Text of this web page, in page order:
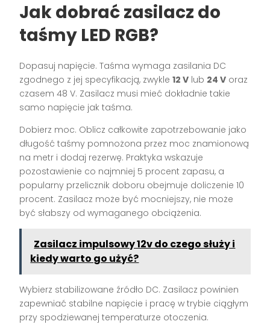
Jak dobrać zasilacz do
taśmy LED RGB?
Dopasuj napięcie. Taśma wymaga zasilania DC
zgodnego z jej specyfikacją, zwykle12 V lub 24 V oraz
czasem 48 V. Zasilacz musi mieć dokładnie takie
samo napięcie jak taśma.
Dobierz moc. Oblicz całkowite zapotrzebowanie jako
długość taśmy pomnożona przez moc znamionową
na metr i dodaj rezerwę. Praktyka wskazuje
pozostawienie co najmniej 5 procent zapasu, a
popularny przelicznik doboru obejmuje doliczenie 10
procent. Zasilacz może być mocniejszy, nie może
być słabszy od wymaganego obciążenia.
Zasilacz impulsowy 12v do czego służy i
kiedy warto go użyć?
Wybierz stabilizowane źródło DC. Zasilacz powinien
zapewniać stabilne napięcie i pracę w trybie ciągłym
przy spodziewanej temperaturze otoczenia.